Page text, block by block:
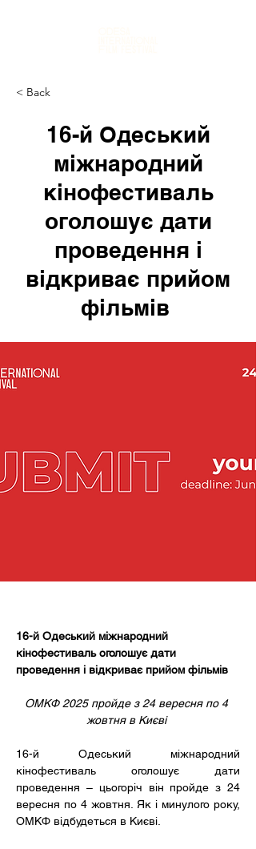
< Back
16-й Одеський
міжнародний
кінофестиваль
оголошує дати
проведення і
відкриває прийом
фільмів
16-й Одеський міжнародний
кінофестиваль оголошує дати
проведення і відкриває прийом фільмів
ОМКФ 2025 пройде з 24 вересня по 4
жовтня в Києві
16-й Одеський міжнародний
кінофестиваль оголошує дати
проведення – цьогоріч він пройде з 24
вересня по 4 жовтня. Як і минулого року,
ОМКФ відбудеться в Києві.